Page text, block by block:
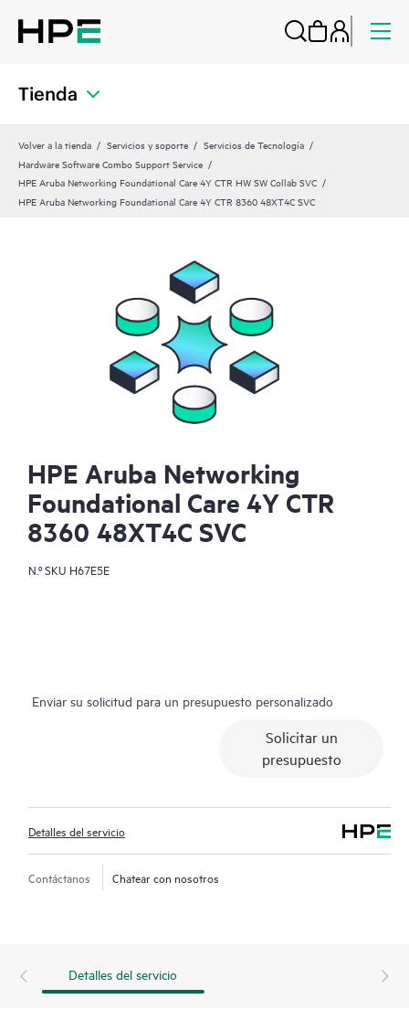
Tienda
Volver a la tienda Servicios y soporte
Servicios de Tecnología
Hardware Software Combo Support Service
HPE Aruba Networking Foundational Care 4Y CTR HW SW Collab SVC
HPE Aruba Networking Foundational Care 4Y CTR 8360 48XT4C SVC
HPE Aruba Networking
Foundational Care 4Y CTR
8360 48XT4C SVC
N.º SKU H67E5E
Enviar su solicitud para un presupuesto personalizado
Solicitar un
presupuesto
Detalles del servicio
Contáctanos Chatear con nosotros
Detalles del servicio